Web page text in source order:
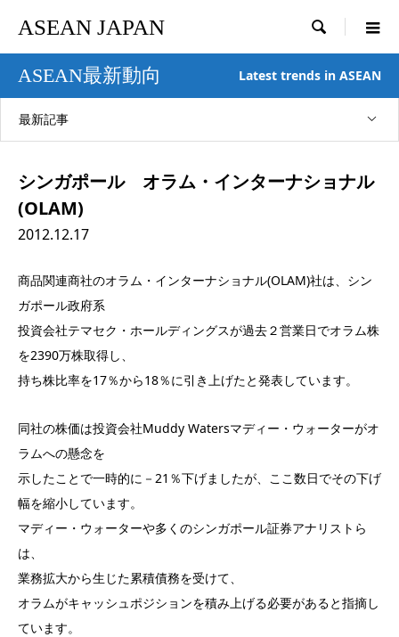
ASEAN JAPAN 
ASEAN最新動向 Latest trends in ASEAN
最新記事
シンガポール オラム・インターナショナル
(OLAM)
2012.12.17
商品関連商社のオラム・インターナショナル(OLAM)社は、シン
ガポール政府系
投資会社テマセク・ホールディングスが過去２営業日でオラム株
を2390万株取得し、
持ち株比率を17％から18％に引き上げたと発表しています。
同社の株価は投資会社Muddy Watersマディー・ウォーターがオ
ラムへの懸念を
示したことで一時的に－21％下げましたが、ここ数日でその下げ
幅を縮小しています。
マディー・ウォーターや多くのシンガポール証券アナリストら
は、
業務拡大から生じた累積債務を受けて、
オラムがキャッシュポジションを積み上げる必要があると指摘し
ています。